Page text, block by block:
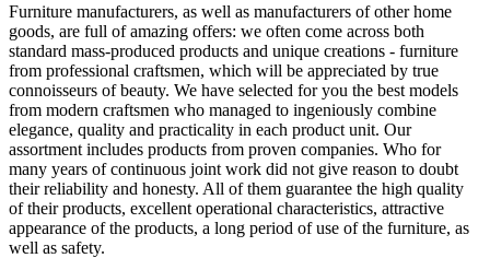
Furniture manufacturers, as well as manufacturers of other home
goods, are full of amazing offers: we often come across both
standard mass-produced products and unique creations - furniture
from professional craftsmen, which will be appreciated by true
connoisseurs of beauty. We have selected for you the best models
from modern craftsmen who managed to ingeniously combine
elegance, quality and practicality in each product unit. Our
assortment includes products from proven companies. Who for
many years of continuous joint work did not give reason to doubt
their reliability and honesty. All of them guarantee the high quality
of their products, excellent operational characteristics, attractive
appearance of the products, a long period of use of the furniture, as
well as safety.